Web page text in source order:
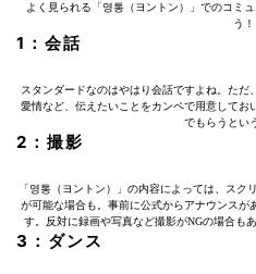
よく見られる「영통（ヨントン）」でのコミ
う！
1：会話
スタンダードなのはやはり会話ですよね。た
愛情など、伝えたいことをカンペで用意してお
でもらうとい
2：撮影
「영통（ヨントン）」の内容によっては、ス
が可能な場合も。事前に公式からアナウンス
す。反対に録画や写真など撮影がNGの場合も
3：ダンス